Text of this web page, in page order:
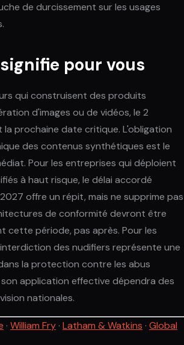
de durcissement sur les usages
pour vous
qui construisent des produits
d'images ou de vidéos, le 2
prochaine date critique. L'obligation
des contenus synthétiques est le
Pour les entreprises qui déploient
à haut risque, le délai accordé
offre un répit, mais ne supprime pas
de conformité devront être
cette période, pas après. Pour les
des nudifiers représente une
la protection contre les abus
application effective dépendra des
nationales.
· William Fry · Latham & Watkins · Global